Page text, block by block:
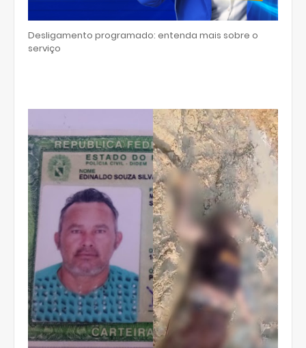
Desligamento programado: entenda mais sobre o
serviço